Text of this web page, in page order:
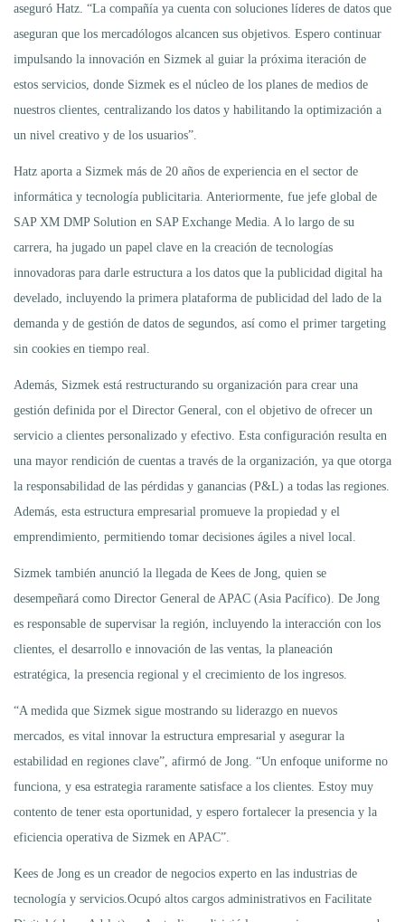
aseguró Hatz. “La compañía ya cuenta con soluciones líderes de datos que
aseguran que los mercadólogos alcancen sus objetivos. Espero continuar
impulsando la innovación en Sizmek al guiar la próxima iteración de
estos servicios, donde Sizmek es el núcleo de los planes de medios de
nuestros clientes, centralizando los datos y habilitando la optimización a
un nivel creativo y de los usuarios”.
Hatz aporta a Sizmek más de 20 años de experiencia en el sector de
informática y tecnología publicitaria. Anteriormente, fue jefe global de
SAP XM DMP Solution en SAP Exchange Media. A lo largo de su
carrera, ha jugado un papel clave en la creación de tecnologías
innovadoras para darle estructura a los datos que la publicidad digital ha
develado, incluyendo la primera plataforma de publicidad del lado de la
demanda y de gestión de datos de segundos, así como el primer targeting
sin cookies en tiempo real.
Además, Sizmek está restructurando su organización para crear una
gestión definida por el Director General, con el objetivo de ofrecer un
servicio a clientes personalizado y efectivo. Esta configuración resulta en
una mayor rendición de cuentas a través de la organización, ya que otorga
la responsabilidad de las pérdidas y ganancias (P&L) a todas las regiones.
Además, esta estructura empresarial promueve la propiedad y el
emprendimiento, permitiendo tomar decisiones ágiles a nivel local.
Sizmek también anunció la llegada de Kees de Jong, quien se
desempeñará como Director General de APAC (Asia Pacífico). De Jong
es responsable de supervisar la región, incluyendo la interacción con los
clientes, el desarrollo e innovación de las ventas, la planeación
estratégica, la presencia regional y el crecimiento de los ingresos.
“A medida que Sizmek sigue mostrando su liderazgo en nuevos
mercados, es vital innovar la estructura empresarial y asegurar la
estabilidad en regiones clave”, afirmó de Jong. “Un enfoque uniforme no
funciona, y esa estrategia raramente satisface a los clientes. Estoy muy
contento de tener esta oportunidad, y espero fortalecer la presencia y la
eficiencia operativa de Sizmek en APAC”.
Kees de Jong es un creador de negocios experto en las industrias de
tecnología y servicios.Ocupó altos cargos administrativos en Facilitate